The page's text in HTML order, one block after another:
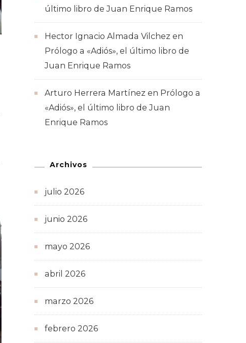
último libro de Juan Enrique Ramos
Hector Ignacio Almada Vilchez en
Prólogo a «Adiós», el último libro de
Juan Enrique Ramos
Arturo Herrera Martínez en Prólogo a
«Adiós», el último libro de Juan
Enrique Ramos
Archivos
julio 2026
junio 2026
mayo 2026
abril 2026
marzo 2026
febrero 2026